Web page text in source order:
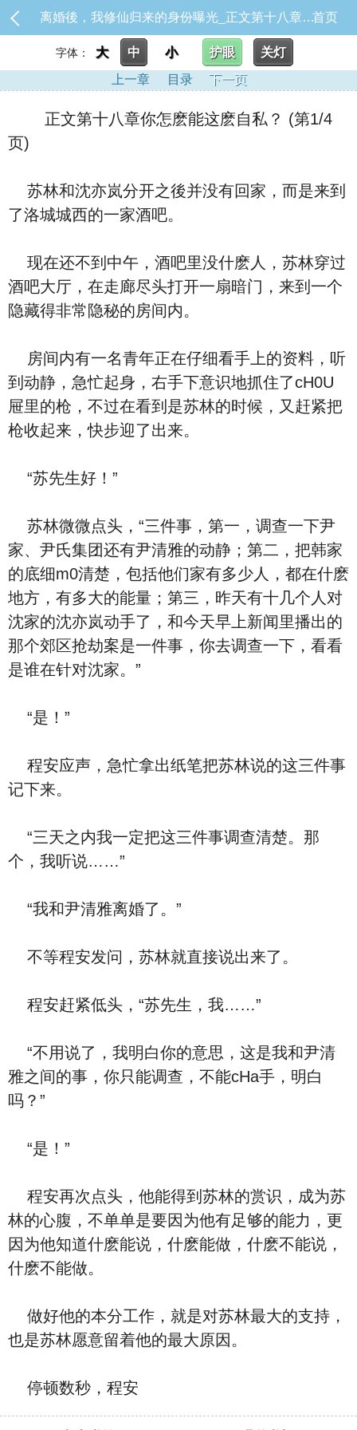
离婚後，我修仙归来的身份曝光_正文第十八章你怎麽能这麽自私？首页
字体： 大 中 小 护眼
关灯
上一章
目录 下一页
正文第十八章你怎麽能这麽自私？ (第1/4
页)
苏林和沈亦岚分开之後并没有回家，而是来到
了洛城城西的一家酒吧。
现在还不到中午，酒吧里没什麽人，苏林穿过
酒吧大厅，在走廊尽头打开一扇暗门，来到一个
隐藏得非常隐秘的房间内。
房间内有一名青年正在仔细看手上的资料，听
到动静，急忙起身，右手下意识地抓住了cH0U
屉里的枪，不过在看到是苏林的时候，又赶紧把
枪收起来，快步迎了出来。
“苏先生好！”
苏林微微点头，“三件事，第一，调查一下尹
家、尹氏集团还有尹清雅的动静；第二，把韩家
的底细m0清楚，包括他们家有多少人，都在什麽
地方，有多大的能量；第三，昨天有十几个人对
沈家的沈亦岚动手了，和今天早上新闻里播出的
那个郊区抢劫案是一件事，你去调查一下，看看
是谁在针对沈家。”
“是！”
程安应声，急忙拿出纸笔把苏林说的这三件事
记下来。
“三天之内我一定把这三件事调查清楚。那
个，我听说……”
“我和尹清雅离婚了。”
不等程安发问，苏林就直接说出来了。
程安赶紧低头，“苏先生，我……”
“不用说了，我明白你的意思，这是我和尹清
雅之间的事，你只能调查，不能cHa手，明白
吗？”
“是！”
程安再次点头，他能得到苏林的赏识，成为苏
林的心腹，不单单是要因为他有足够的能力，更
因为他知道什麽能说，什麽能做，什麽不能说，
什麽不能做。
做好他的本分工作，就是对苏林最大的支持，
也是苏林愿意留着他的最大原因。
停顿数秒，程安